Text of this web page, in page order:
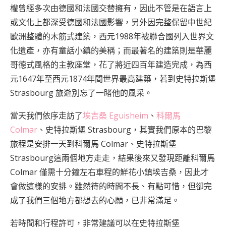
權曾經多次由德國和法國交替擁有，因此不管是在語言上
或文化上都深受德國和法國影響，另外因完整保留中世紀
歐洲整體的木筋式建築，西元1988年被聯合國列入世界文
化遺產，亦有童話小鎮的美稱；而最著名的建築則是華麗
哥德式風格的主教座堂，花了將近四百年建造完成，為西
元1647年至西元1874年間世界最高建築，若到史特拉斯堡
Strasbourg 旅遊別忘了一睹他的風采。
當天我們依序走訪了埃吉桑 Eguisheim 、 科爾馬
Colmar 、史特拉斯堡 Strasbourg，其實我們原本的巴黎
旅程是安排一天到科爾馬 Colmar 、史特拉斯堡
Strasbourg這兩個地方走走，結果後來又發現距離科爾馬
Colmar僅需十分鐘左右車程的鮮花小鎮埃吉桑 ，因此才
會做這樣的安排。雖然待的時間不長、有點可惜，但卻完
成了我們三個地方都想去的心願，已非常滿足。
若時間和行程許可，非常建議可以在史特拉斯堡